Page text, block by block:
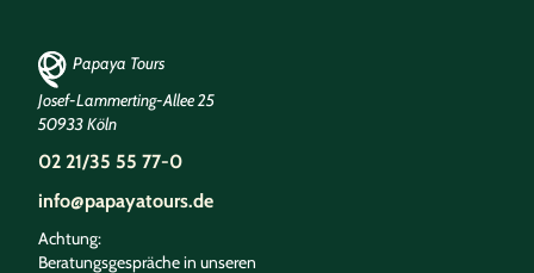
Papaya Tours
Josef-Lammerting-Allee 25
50933 Köln
02 21/35 55 77-0
info@papayatours.de
Achtung:
Beratungsgespräche in unseren